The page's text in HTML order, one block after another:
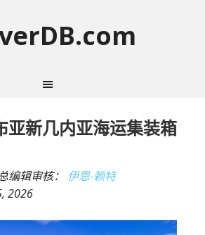
亚新几内亚海运集装箱
编辑审核： 伊恩-赖特
2026